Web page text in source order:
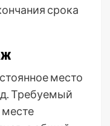
срока
место
Требуемый